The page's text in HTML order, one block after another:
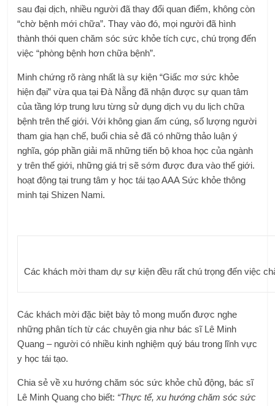
sau đại dịch, nhiều người đã thay đổi quan điểm, không còn
“chờ bệnh mới chữa”. Thay vào đó, mọi người đã hình
thành thói quen chăm sóc sức khỏe tích cực, chú trọng đến
việc “phòng bệnh hơn chữa bệnh”.
Minh chứng rõ ràng nhất là sự kiện “Giấc mơ sức khỏe
hiện đại” vừa qua tại Đà Nẵng đã nhận được sự quan tâm
của tầng lớp trung lưu từng sử dụng dịch vụ du lịch chữa
bệnh trên thế giới. Với không gian ấm cúng, số lượng người
tham gia hạn chế, buổi chia sẻ đã có những thảo luận ý
nghĩa, góp phần giải mã những tiến bộ khoa học của ngành
y trên thế giới, những giá trị sẽ sớm được đưa vào thế giới.
hoạt động tại trung tâm y học tái tạoAAASức khỏe thông
minh tại Shizen Nami.
Các khách mời tham dự sự kiện đều rất chú trọng đến việc
Các khách mời đặc biệt bày tỏ mong muốn được nghe
những phân tích từ các chuyên gia như bác sĩ Lê Minh
Quang – người có nhiều kinh nghiệm quý báu trong lĩnh vực
y học tái tạo.
Chia sẻ về xu hướng chăm sóc sức khỏe chủ động, bác sĩ
Lê Minh Quang cho biết: “Thực tế, xu hướng chăm sóc sức